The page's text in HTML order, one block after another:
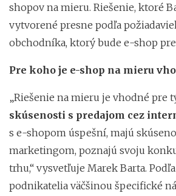
shopov na mieru. Riešenie, ktoré
vytvorené presne podľa
obchodníka, ktorý bude e-shop
Pre koho je e-shop na mieru
„Riešenie na mieru je vhodné pre
skúsenosti s predajom cez
s e-shopom úspešní, majú
marketingom, poznajú svoju
trhu,“ vysvetľuje Marek Barta.
podnikatelia väčšinou špecifické